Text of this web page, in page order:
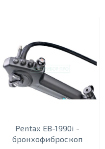
Pentax EB-1990i -
бронхофиброскоп